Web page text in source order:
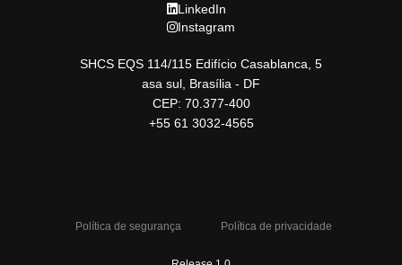
LinkedIn
Instagram
SHCS EQS 114/115 Edifício Casablanca, 5
asa sul, Brasília - DF
CEP: 70.377-400
+55 61 3032-4565
Política de segurança Política de privacidade